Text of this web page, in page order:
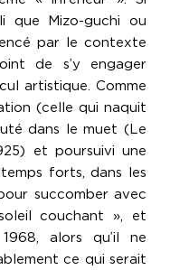
que Mizo-guchi ou
par le contexte
de s’y engager
artistique. Comme
(celle qui naquit
dans le muet (Le
et poursuivi une
forts, dans les
succomber avec
couchant », et
alors qu’il ne
ce qui serait